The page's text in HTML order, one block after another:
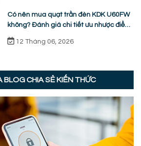
Có nên mua quạt trần đèn KDK U60FW
không? Đánh giá chi tiết ưu nhược điểm
thực tế
12 Tháng 06, 2026
BLOG CHIA SẺ KIẾN THỨC